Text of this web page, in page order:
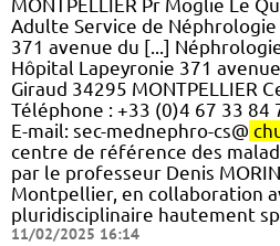
MONTPELLIER Pr Moglie Le
Adulte Service de
371 avenue du [...]
Hôpital Lapeyronie 371
Giraud 34295 MONTPELLIER
Téléphone : +33 (0)4 67 33 84
E-mail: sec-mednephro-cs@
centre de référence des
par le professeur Denis
Montpellier, en collaboration
pluridisciplinaire hautement
11/02/2025 16:14